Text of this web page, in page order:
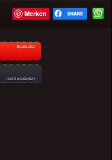
Merken
Startseite
nicht moderiert